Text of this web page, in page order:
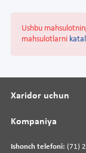
Ushbu
mahsulotlarni
Ishonch telefoni: (71)
Xaridor uchun
Kompaniya